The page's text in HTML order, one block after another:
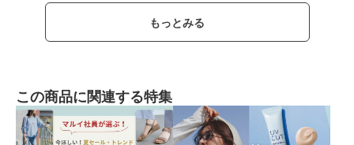
もっとみる
この商品に関連する特集